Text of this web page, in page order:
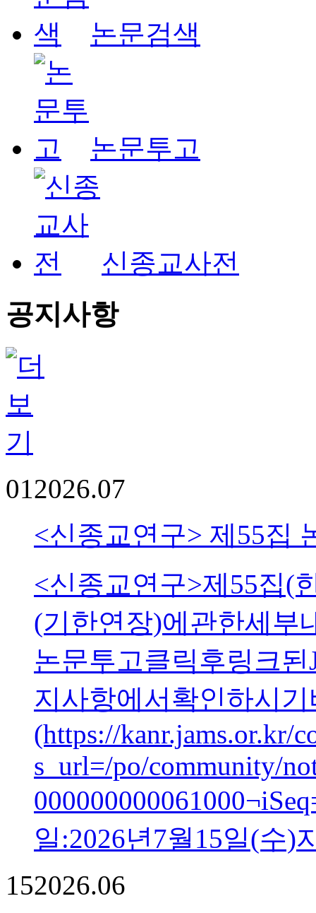
논문검색
논문투고
신종교사전
공지사항
012026.07
<신종교연구> 제55집
<신종교연구>제55집(
(기한연장)에관한세부
논문투고클릭후링크
지사항에서확인하시
(https://kanr.jams.or.kr/
s_url=/po/community/
일:2026년7월15일(수)
152026.06